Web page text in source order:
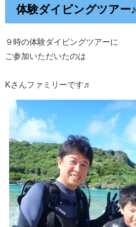
体験ダイビングツアー♪
９時の体験ダイビングツアーに
ご参加いただいたのは
Kさんファミリーです♬